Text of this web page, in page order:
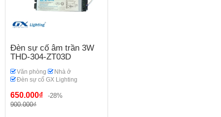
Đèn sự cố âm trần 3W
THD-304-ZT03D
Văn phòng
Nhà ở
Đèn sự cố GX Lighting
650.000₫
-28%
900.000₫